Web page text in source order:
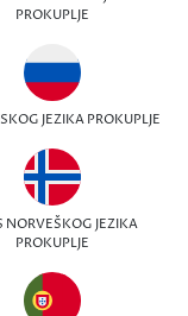
PROKUPLJE
JEZIKA PROKUPLJE
NORVEŠKOG JEZIKA
PROKUPLJE